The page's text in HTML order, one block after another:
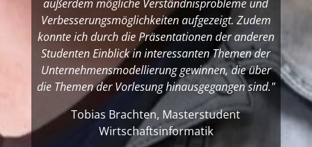
außerdem mögliche Verständnisprobleme und
Verbesserungsmöglichkeiten aufgezeigt. Zudem
konnte ich durch die Präsentationen der anderen
Studenten Einblick in interessanten Themen der
Unternehmensmodellierung gewinnen, die über
die Themen der Vorlesung hinausgegangen sind."
Tobias Brachten, Masterstudent
Wirtschaftsinformatik